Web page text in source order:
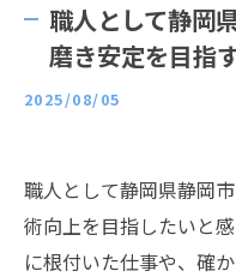
職人として静岡
磨き安定を目指
2025/08/05
職人として静岡県静岡
術向上を目指したいと
に根付いた仕事や、確